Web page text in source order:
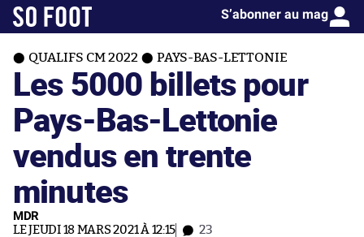
S’abonner au mag
QUALIFS CM 2022 PAYS-BAS-LETTONIE
Les 5000 billets pour
Pays-Bas-Lettonie
vendus en trente
minutes
MDR
LE JEUDI 18 MARS 2021 À 12:15 23